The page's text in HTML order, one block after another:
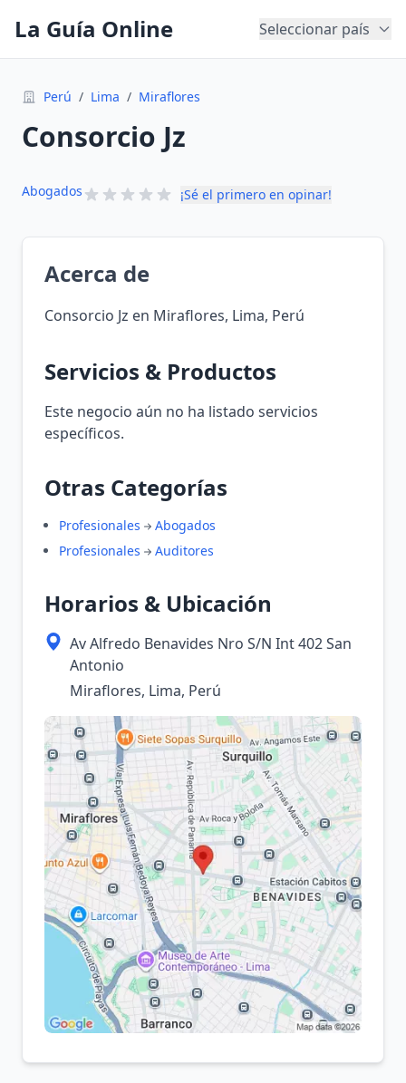
La Guía Online Seleccionar país
Perú / Lima / Miraflores
Consorcio Jz
Abogados ¡Sé el primero en opinar!
Acerca de
Consorcio Jz en Miraflores, Lima, Perú
Servicios & Productos
Este negocio aún no ha listado servicios
específicos.
Otras Categorías
Profesionales
Abogados
Profesionales
Auditores
Horarios & Ubicación
Av Alfredo Benavides Nro S/N Int 402 San
Antonio
Miraflores, Lima, Perú